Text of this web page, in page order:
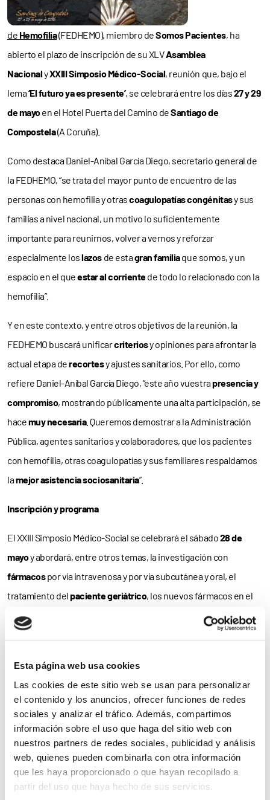
Esta página web usa cookies
Las cookies de este sitio web se usan para personalizar
el contenido y los anuncios, ofrecer funciones de redes
sociales y analizar el tráfico. Además, compartimos
información sobre el uso que haga del sitio web con
nuestros partners de redes sociales, publicidad y análisis
web, quienes pueden combinarla con otra información
que les haya proporcionado o que hayan recopilado a
partir del uso que haya hecho de sus servicios.
de Hemofilia(FEDHEMO), miembro deSomos Pacientes, ha
abierto el plazo de inscripción de su XLVAsamblea
NacionalyXXIII Simposio Médico-Social, reunión que, bajo el
lema‘El futuro ya es presente’, se celebrará entre los días27 y 29
de mayoen el Hotel Puerta del Camino deSantiago de
Compostela(A Coruña).
Como destaca Daniel-Aníbal García Diego, secretario general de
la FEDHEMO, “se trata del mayor punto de encuentro de las
personas con hemofilia y otrascoagulopatías congénitasy sus
familias a nivel nacional, un motivo lo suficientemente
importante para reunirnos, volver a vernos y reforzar
especialmente loslazos de estagran familiaque somos, y un
espacio en el queestar al corrientede todo lo relacionado con la
hemofilia”.
Y en este contexto, y entre otros objetivos de la reunión, la
FEDHEMO buscará unificarcriteriosy opiniones para afrontar la
actual etapa derecortesy ajustes sanitarios. Por ello, como
refiere Daniel-Aníbal García Diego, “este año vuestrapresencia y
compromiso, mostrando públicamente una alta participación, se
hacemuy necesaria. Queremos demostrar a la Administración
Pública, agentes sanitarios y colaboradores, que los pacientes
con hemofilia, otras coagulopatías y sus familiares respaldamos
lamejor asistenciasociosanitaria”.
Inscripción y programa
El XXIII Simposio Médico-Social se celebrará el sábado28 de
mayoy abordará, entre otros temas, la investigación con
fármacospor vía intravenosa y por vía subcutánea y oral, el
tratamiento delpaciente geriátrico, los nuevos fármacos en el
tratamiento del
, las prótesis en hemofilia y los hábitos
saludables en la enfermedad Y finalmente, la reunión se
XLV Asamblea Nacional de la FEDHEMO.
El precio de lainscripciónen la reunión, que entre otros
conceptos incluye elalojamiento y losalmuerzos de trabajo-
hermandad del fin de semana, oscila entrelos 146 y los 210
euros. El plazo de inscripción finaliza el próximo13 de mayo.
Paraconsultar el programade la XLIV Asamblea Nacional y XXII